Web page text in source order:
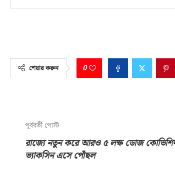
শেয়ার করুন 0
পূর্ববর্তী পোস্ট
রাজ্যে নতুন করে আরও ৫ লক্ষ ডোজ
ভ্যাকসিন এসে পোঁছল